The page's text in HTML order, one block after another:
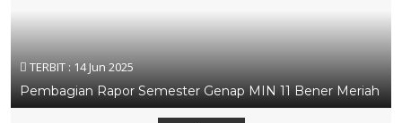
TERBIT : 14 Jun 2025
Pembagian Rapor Semester Genap MIN 11 Bener Meriah